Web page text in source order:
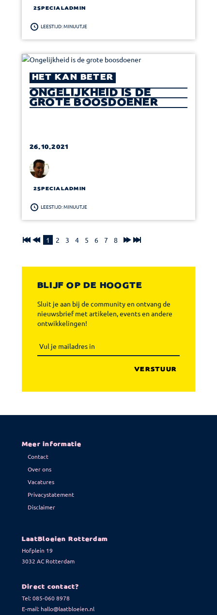
2SPECIALADMIN
LEESTIJD: MINUUTJE
HET KAN BETER
ONGELIJKHEID IS DE
GROTE BOOSDOENER
26.10.2021
2SPECIALADMIN
LEESTIJD: MINUUTJE
1 2 3 4 5 6 7 8
BLIJF OP DE HOOGTE
Sluit je aan bij de community en ontvang de
nieuwsbrief met artikelen, events en andere
ontwikkelingen!
Meer informatie
Contact
Over ons
Vacatures
Privacystatement
Disclaimer
LaatBloeien Rotterdam
Hofplein 19
3032 AC Rotterdam
Direct contact?
Tel:085-060 8978
E-mail: hallo@laatbloeien.nl